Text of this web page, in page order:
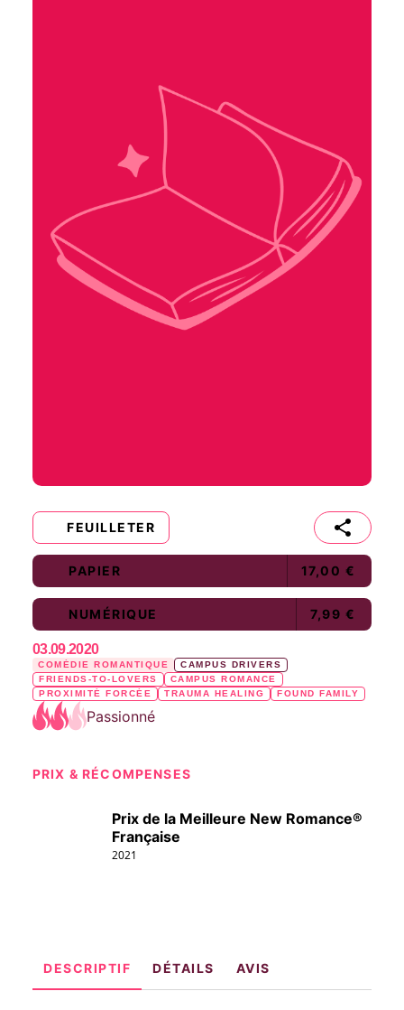
FEUILLETER
PAPIER 17,00 €
NUMÉRIQUE 7,99 €
03.09.2020
COMÉDIE ROMANTIQUE
CAMPUS DRIVERS
FRIENDS-TO-LOVERS
CAMPUS ROMANCE
PROXIMITÉ FORCÉE
TRAUMA HEALING FOUND FAMILY
Passionné
PRIX & RÉCOMPENSES
Prix de la Meilleure New Romance®
Française
2021
DESCRIPTIF DÉTAILS AVIS